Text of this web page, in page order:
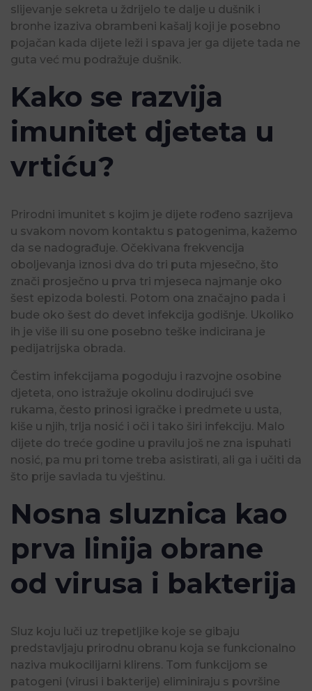
slijevanje sekreta u ždrijelo te dalje u dušnik i
bronhe izaziva obrambeni kašalj koji je posebno
pojačan kada dijete leži i spava jer ga dijete tada ne
guta već mu podražuje dušnik.
Kako se razvija
imunitet djeteta u
vrtiću?
Prirodni imunitet s kojim je dijete rođeno sazrijeva
u svakom novom kontaktu s patogenima, kažemo
da se nadograđuje. Očekivana frekvencija
oboljevanja iznosi dva do tri puta mjesečno, što
znači prosječno u prva tri mjeseca najmanje oko
šest epizoda bolesti. Potom ona značajno pada i
bude oko šest do devet infekcija godišnje. Ukoliko
ih je više ili su one posebno teške indicirana je
pedijatrijska obrada.
Čestim infekcijama pogoduju i razvojne osobine
djeteta, ono istražuje okolinu dodirujući sve
rukama, često prinosi igračke i predmete u usta,
kiše u njih, trlja nosić i oči i tako širi infekciju. Malo
dijete do treće godine u pravilu još ne zna ispuhati
nosić, pa mu pri tome treba asistirati, ali ga i učiti da
što prije savlada tu vještinu.
Nosna sluznica kao
prva linija obrane
od virusa i bakterija
Sluz koju luči uz trepetljike koje se gibaju
predstavljaju prirodnu obranu koja se funkcionalno
naziva mukocilijarni klirens. Tom funkcijom se
patogeni (virusi i bakterije) eliminiraju s površine